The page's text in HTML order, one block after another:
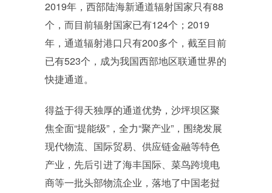
2019年，西部陆海新通道辐射国家只有88
个，而目前辐射国家已有124个；2019
年，通道辐射港口只有200多个，截至目前
已有523个，成为我国西部地区联通世界的
快捷通道。
得益于得天独厚的通道优势，沙坪坝区聚
焦全面“提能级”，全力“聚产业”，围绕发展
现代物流、国际贸易、供应链金融等特色
产业，先后引进了海丰国际、菜鸟跨境电
商等一批头部物流企业，落地了中国老挝